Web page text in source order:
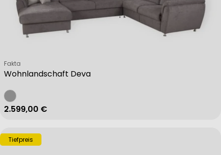
Wohnlandschaft Deva
Verkäufer:
Fakta
Regulärer Preis
2.599,00 €
Tiefpreis